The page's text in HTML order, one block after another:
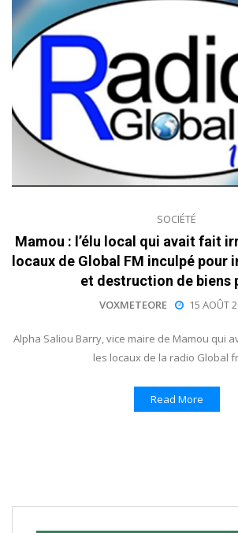
SOCIÉTÉ
Mamou : l’élu local qui avait fait
locaux de Global FM inculpé pour
et destruction de biens
VOXMETEORE 15 AOÛT
Alpha Saliou Barry, vice maire de Mamou qui
les locaux de la radio Global
Read More